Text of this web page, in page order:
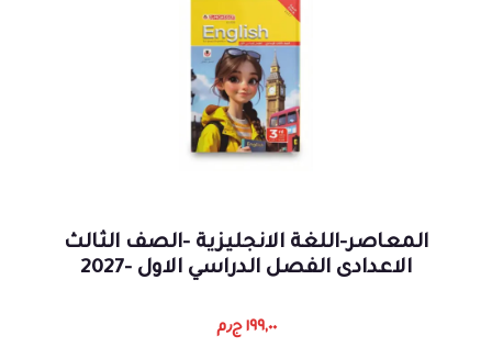
المعاصر-اللغة الانجليزية -الصف الثالث
الاعدادى الفصل الدراسي الاول -2027
١٩٩,٠٠ ج٫م